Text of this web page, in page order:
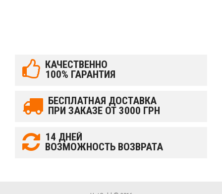
КАЧЕСТВЕННО
100% ГАРАНТИЯ
БЕСПЛАТНАЯ ДОСТАВКА
ПРИ ЗАКАЗЕ ОТ 3000 ГРН
14 ДНЕЙ
ВОЗМОЖНОСТЬ ВОЗВРАТА